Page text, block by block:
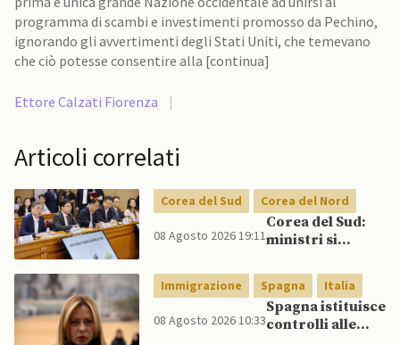
programma di scambi e investimenti promosso da Pechino,
ignorando gli avvertimenti degli Stati Uniti, che temevano
che ciò potesse consentire alla [continua]
Ettore Calzati Fiorenza |
Articoli correlati
Corea del Sud Corea del Nord
08 Agosto 2026 19:11
Corea del Sud:
ministri si
pubblicamente
su politica con il
Nord, mentre
Lee spinge per
Immigrazione Spagna Italia
08 Agosto 2026 10:33
Spagna istituisce
controlli alle